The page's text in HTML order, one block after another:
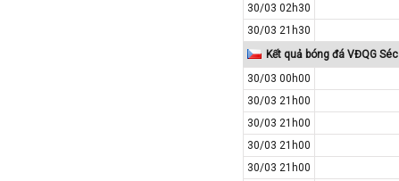
30/03 02h30
30/03 21h30
Kết quả bóng đá VĐQG Séc
30/03 00h00
30/03 21h00
30/03 21h00
30/03 21h00
30/03 21h00